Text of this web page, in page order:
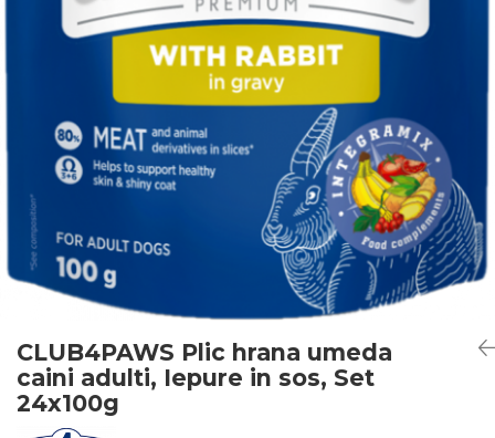
CLUB4PAWS Plic hrana umeda
caini adulti, Iepure in sos, Set
24x100g